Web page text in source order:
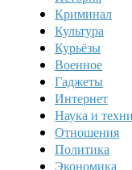
Криминал
Культура
Курьёзы
Военное
Гаджеты
Интернет
Наука и
Отношения
Политика
Экономика